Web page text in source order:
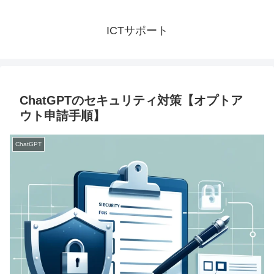
ICTサポート
ChatGPTのセキュリティ対策【オプトア
ウト申請手順】
ChatGPT